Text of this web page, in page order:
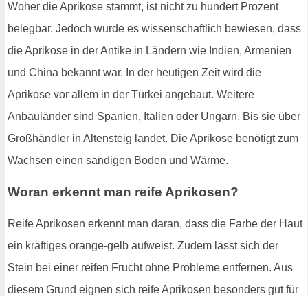
Woher die Aprikose stammt, ist nicht zu hundert Prozent
belegbar. Jedoch wurde es wissenschaftlich bewiesen, dass
die Aprikose in der Antike in Ländern wie Indien, Armenien
und China bekannt war. In der heutigen Zeit wird die
Aprikose vor allem in der Türkei angebaut. Weitere
Anbauländer sind Spanien, Italien oder Ungarn. Bis sie über
Großhändler in Altensteig landet. Die Aprikose benötigt zum
Wachsen einen sandigen Boden und Wärme.
Woran erkennt man reife Aprikosen?
Reife Aprikosen erkennt man daran, dass die Farbe der Haut
ein kräftiges orange-gelb aufweist. Zudem lässt sich der
Stein bei einer reifen Frucht ohne Probleme entfernen. Aus
diesem Grund eignen sich reife Aprikosen besonders gut für